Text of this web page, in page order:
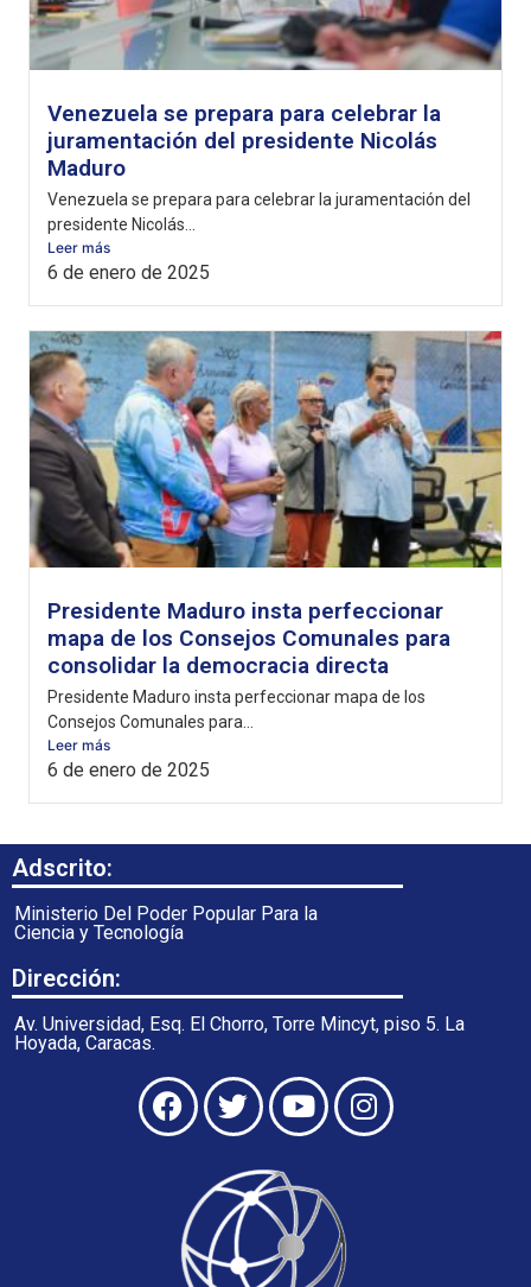
Venezuela se prepara para celebrar la
juramentación del presidente Nicolás
Maduro
Venezuela se prepara para celebrar la juramentación del
presidente Nicolás...
Leer más
6 de enero de 2025
Presidente Maduro insta perfeccionar
mapa de los Consejos Comunales para
consolidar la democracia directa
Presidente Maduro insta perfeccionar mapa de los
Consejos Comunales para...
Leer más
6 de enero de 2025
Adscrito:
Ministerio Del Poder Popular Para la
Ciencia y Tecnología
Dirección:
Av. Universidad, Esq. El Chorro, Torre Mincyt, piso 5. La
Hoyada, Caracas.